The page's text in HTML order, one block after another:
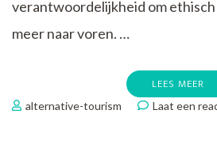
verantwoordelijkheid om
meer naar voren. …
LEES MEER
alternative-tourism Laat een